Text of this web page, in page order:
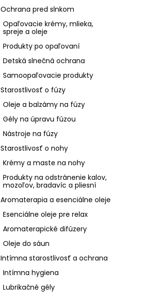
Ochrana pred slnkom
Opaľovacie krémy, mlieka,
spreje a oleje
Produkty po opaľovaní
Detská slnečná ochrana
Samoopaľovacie produkty
Starostlivosť o fúzy
Oleje a balzámy na fúzy
Gély na úpravu fúzou
Nástroje na fúzy
Starostlivosť o nohy
Krémy a maste na nohy
Produkty na odstránenie kalov,
mozoľov, bradavíc a pliesní
Aromaterapia a esenciálne oleje
Esenciálne oleje pre relax
Aromaterapické difúzery
Oleje do sáun
Intímna starostlivosť a ochrana
Intímna hygiena
Lubrikačné gély